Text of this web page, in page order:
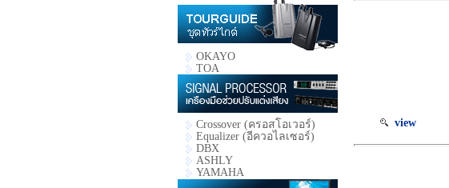
OKAYO
TOA
Crossover (ครอสโอเวอร์)
Equalizer (อีควอไลเซอร์)
DBX
ASHLY
YAMAHA
view